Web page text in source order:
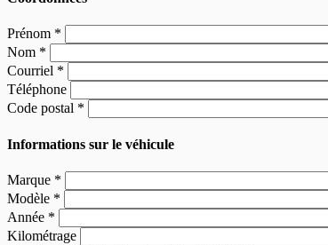
Prénom *
Nom *
Courriel *
Téléphone
Code postal *
Informations sur le véhicule
Marque *
Modèle *
Année *
Kilométrage